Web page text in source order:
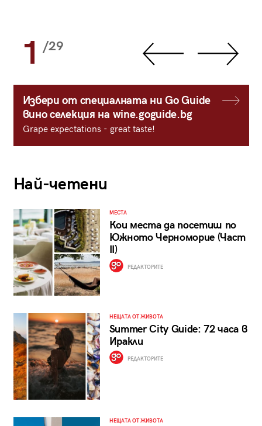
1 /29
Избери от специалната ни Go Guide
вино селекция на wine.goguide.bg
Grape expectations - great taste!
Най-четени
МЕСТА
Кои места да посетиш по
Южното Черноморие (Част
II)
РЕДАКТОРИТЕ
НЕЩАТА ОТ ЖИВОТА
Summer City Guide: 72 часа в
Иракли
РЕДАКТОРИТЕ
НЕЩАТА ОТ ЖИВОТА